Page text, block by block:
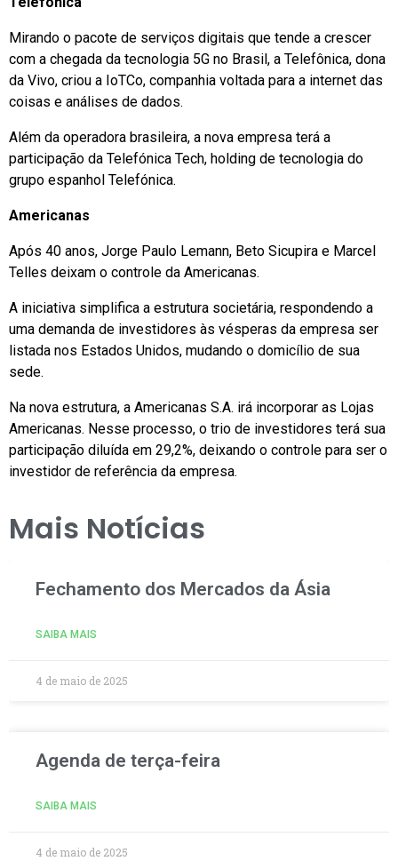
Mirando o pacote de serviços digitais que tende a crescer
com a chegada da tecnologia 5G no Brasil, a Telefônica, dona
da Vivo, criou a IoTCo, companhia voltada para a internet das
coisas e análises de dados.
Além da operadora brasileira, a nova empresa terá a
participação da Telefónica Tech, holding de tecnologia do
grupo espanhol Telefónica.
Americanas
Após 40 anos, Jorge Paulo Lemann, Beto Sicupira e Marcel
Telles deixam o controle da Americanas.
A iniciativa simplifica a estrutura societária, respondendo a
uma demanda de investidores às vésperas da empresa ser
listada nos Estados Unidos, mudando o domicílio de sua
sede.
Na nova estrutura, a Americanas S.A. irá incorporar as Lojas
Americanas. Nesse processo, o trio de investidores terá sua
participação diluída em 29,2%, deixando o controle para ser o
investidor de referência da empresa.
Mais Notícias
Fechamento dos Mercados da Ásia
SAIBA MAIS
4 de maio de 2025
Agenda de terça-feira
SAIBA MAIS
4 de maio de 2025